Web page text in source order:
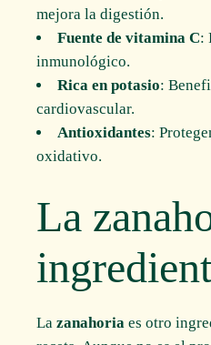
mejora la digestión.
Fuente de vitamina C:
inmunológico.
Rica en potasio:
cardiovascular.
Antioxidantes:
oxidativo.
La
Lazanahoria es otro